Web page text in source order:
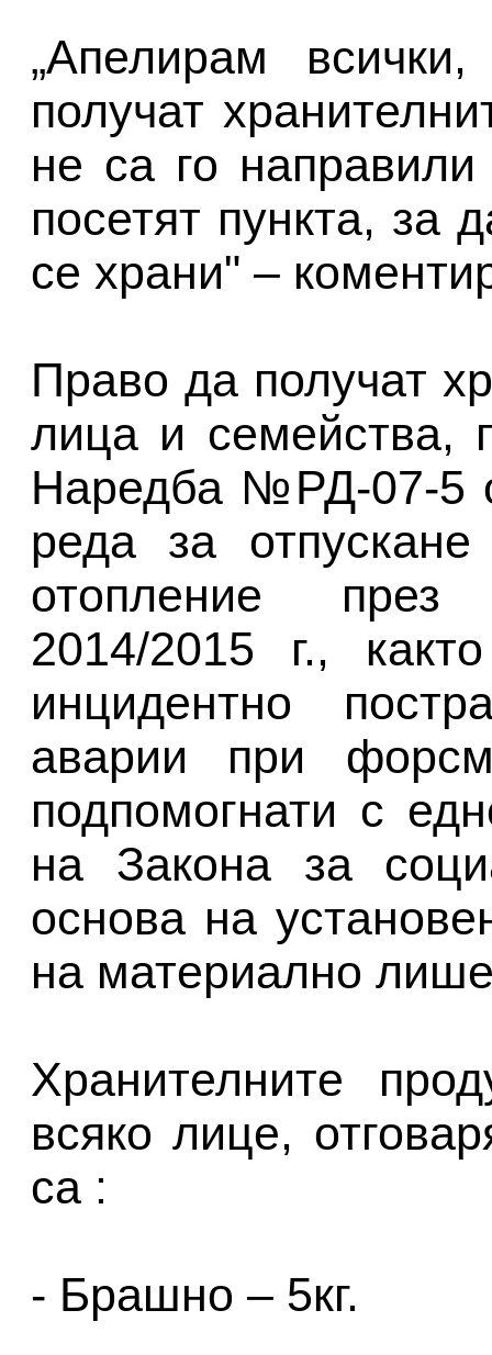
„Апелирам
получат
не са го
посетят пункта, за
се храни" –
Право да получат
лица и семейства,
Наредба №РД-07-5
реда за
отопление през
2014/2015 г.,
инцидентно
аварии при
подпомогнати с
на Закона за
основа на
на материално
Хранителните
всяко лице,
са :
- Брашно – 5кг.